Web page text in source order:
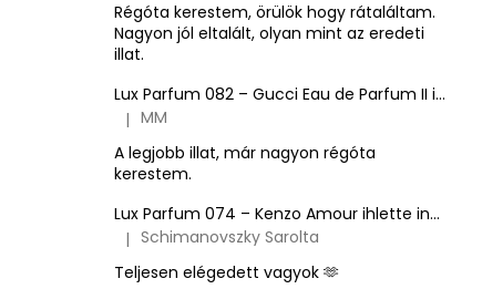
Régóta kerestem, örülök hogy rátaláltam.
Nagyon jól eltalált, olyan mint az eredeti
illat.
Lux Parfum 082 – Gucci Eau de Parfum II ihlette inspirált illat – Gucci
A termék értékelése 5-ből 5 csillag.
| MM
A legjobb illat, már nagyon régóta
kerestem.
Lux Parfum 074 – Kenzo Amour ihlette inspirált illat – Kenzo
A termék értékelése 5-ből 5 csillag.
| Schimanovszky Sarolta
Teljesen elégedett vagyok 🫶